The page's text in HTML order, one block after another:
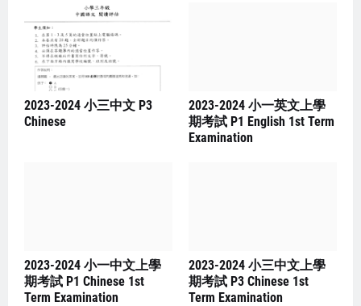
2023-2024 小三中文 P3
Chinese
2023-2024 小一英文上學
期考試 P1 English 1st Term
Examination
2023-2024 小一中文上學
期考試 P1 Chinese 1st
Term Examination
2023-2024 小三中文上學
期考試 P3 Chinese 1st
Term Examination